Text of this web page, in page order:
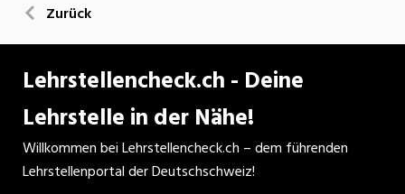
Zurück
Lehrstellencheck.ch - Deine
Lehrstelle in der Nähe!
Willkommen bei Lehrstellencheck.ch – dem führenden
Lehrstellenportal der Deutschschweiz!